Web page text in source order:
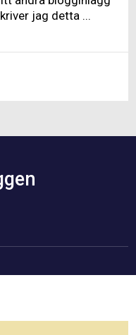
jag detta ...